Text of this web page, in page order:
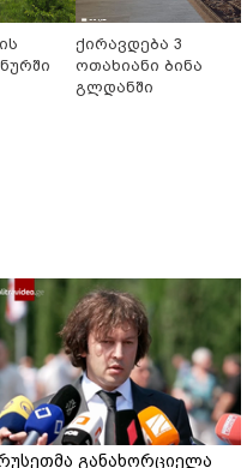
ქირავდება 3
ოთახიანი ბინა
გლდანში
განახორციელა